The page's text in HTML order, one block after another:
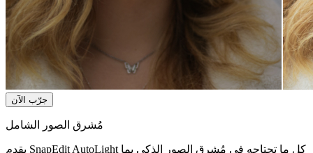
جرّب الآن
مُشرق الصور الشامل
يقدم SnapEdit AutoLight كل ما تحتاجه في مُشرق الصور الذكي بما